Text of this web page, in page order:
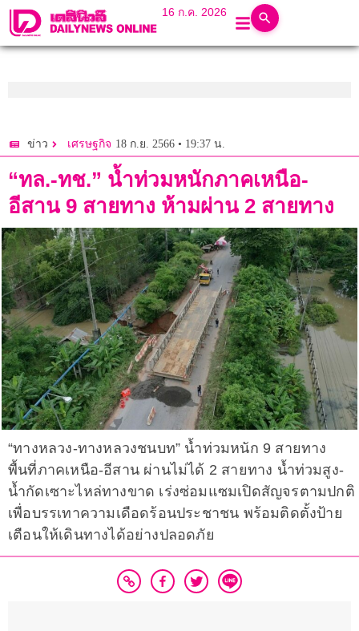
16 ก.ค. 2026
ข่าว เศรษฐกิจ 18 ก.ย. 2566 • 19:37 น.
“ทล.-ทช.” น้ำท่วมหนักภาคเหนือ-
อีสาน 9 สายทาง ห้ามผ่าน 2 สายทาง
“ทางหลวง-ทางหลวงชนบท” น้ำท่วมหนัก 9 สายทาง
พื้นที่ภาคเหนือ-อีสาน ผ่านไม่ได้ 2 สายทาง น้ำท่วมสูง-
น้ำกัดเซาะไหล่ทางขาด เร่งซ่อมแซมเปิดสัญจรตามปกติ
เพื่อบรรเทาความเดือดร้อนประชาชน พร้อมติดตั้งป้าย
เตือนให้เดินทางได้อย่างปลอดภัย